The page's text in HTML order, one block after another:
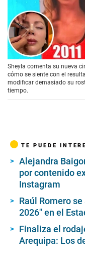
00:00/ 01:22
Sheyla comenta su nueva
cómo se siente con el
modificar demasiado su
tiempo.
TE PUEDE
Alejandra
por contenido
Instagram
Raúl Romero
2026" en el
Finaliza el
Arequipa: Los